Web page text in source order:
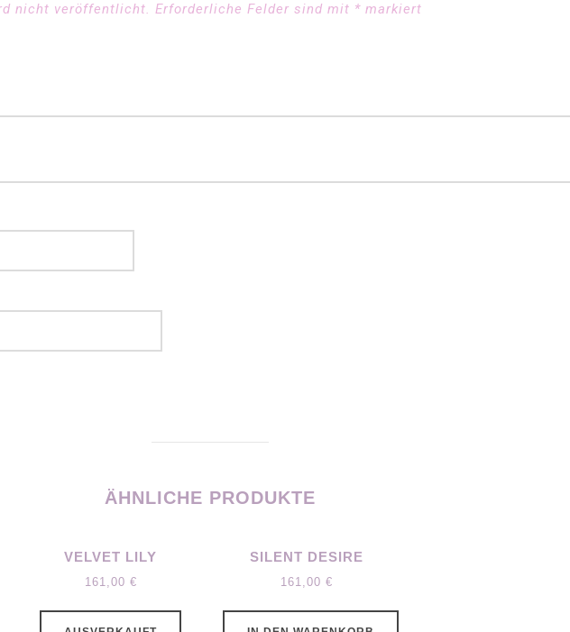
nicht veröffentlicht. Erforderliche Felder sind mit * markiert
ÄHNLICHE PRODUKTE
VELVET LILY
161,00 €
SILENT DESIRE
161,00 €